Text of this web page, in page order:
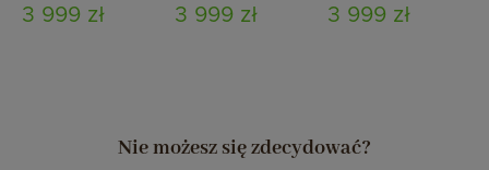
3 999 zł 3 999 zł 3 999 zł
Nie możesz się zdecydować?